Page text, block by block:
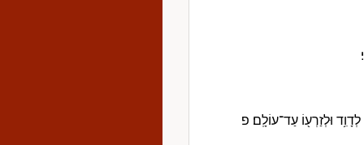
וּלְזַרְע֖וֹ עַד־עוֹלָֽם׃ פ